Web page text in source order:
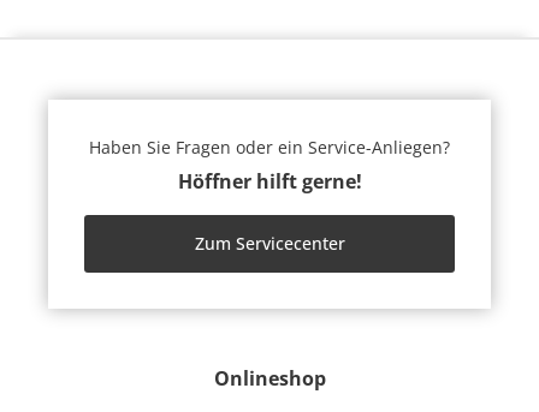
Onlineshop
Haben Sie Fragen oder ein Service-Anliegen?
Höffner hilft gerne!
Zum Servicecenter